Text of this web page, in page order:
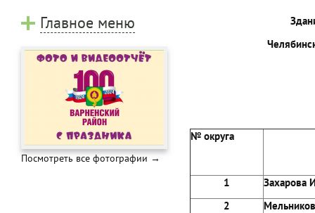
№ округа
1
2
Главное меню
Посмотреть все фотографии →